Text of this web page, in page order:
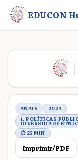
EDUCON
Metadados
ANAIS
2023
1. POLÍTICAS
DIVERSIDADE
⏱ 25 MIN
Imprimir/PDF